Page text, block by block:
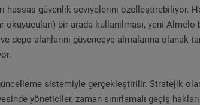
güvenlik seviyelerini özelleştirebiliyor.
bir arada kullanılması, yeni Almelo
depo alanlarını güvenceye almalarına olanak
sistemiyle gerçekleştirilir. Stratejik
yöneticiler, zaman sınırlamalı geçiş